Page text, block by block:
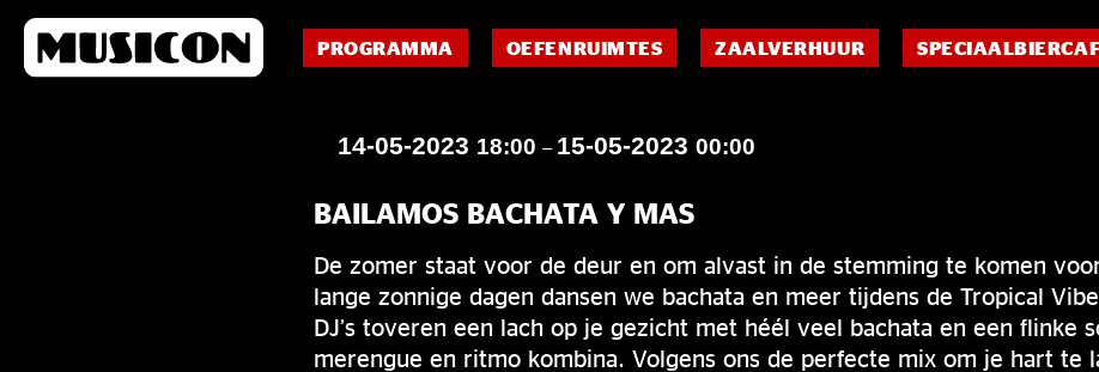
PROGRAMMA OEFENRUIMTES ZAALVERHUUR
14-05-2023 18:00 – 15-05-2023 00:00
BAILAMOS BACHATA Y MAS
De zomer staat voor de deur en om alvast in de stemming te komen
lange zonnige dagen dansen we bachata en meer tijdens de Tropical
DJ’s toveren een lach op je gezicht met héél veel bachata en een flinke
merengue en ritmo kombina. Volgens ons de perfecte mix om je hart te